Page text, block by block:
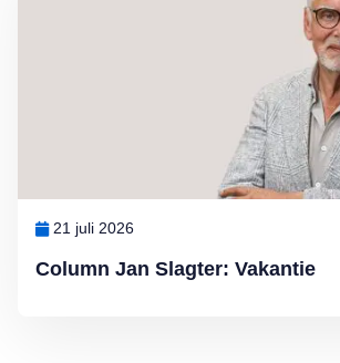
Column Jan Slagter: Vakantie
21 juli 2026